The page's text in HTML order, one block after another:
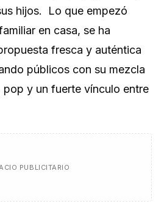
hijos. Lo que empezó
en casa, se ha
fresca y auténtica
públicos con su mezcla
y un fuerte vínculo entre
PUBLICITARIO